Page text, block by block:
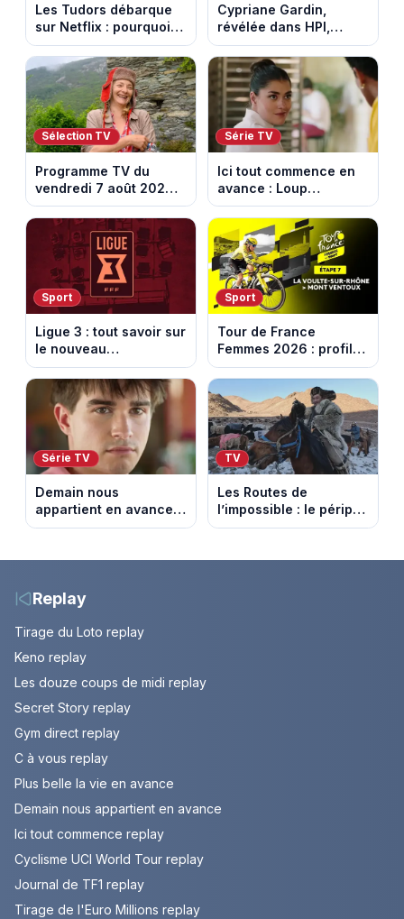
Les Tudors débarque
sur Netflix : pourquoi la
série n’a rien perdu de
son pouvoir
Cypriane Gardin,
révélée dans HPI,
lance une cagnotte
après des difficultés
financières
Sélection TV
Programme TV du
vendredi 7 août 2026 :
notre sélection pour
votre soirée télé
Série TV
Ici tout commence en
avance : Loup
découvre la trahison
de Bianca. Episode du
10 août 2026 (spoiler)
Sport
Ligue 3 : tout savoir sur
le nouveau
championnat qui
succède au National
Sport
Tour de France
Femmes 2026 : profil
et horaires de la 7e
étape entre La Voulte-
sur-Rhône et le Mont
Ventoux
Série TV
Demain nous
appartient en avance:
Samuel perd le
août 2026.
TV
Les Routes de
l’impossible : le périple
glacial d’une famille
Replay
Tirage du Loto replay
Keno replay
Les douze coups de midi replay
Secret Story replay
Gym direct replay
C à vous replay
Plus belle la vie en avance
Demain nous appartient en avance
Ici tout commence replay
Cyclisme UCI World Tour replay
Journal de TF1 replay
Tirage de l'Euro Millions replay